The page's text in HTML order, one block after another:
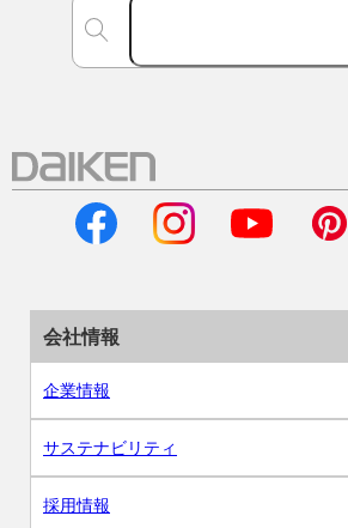
会社情報
企業情報
サステナビリティ
採用情報